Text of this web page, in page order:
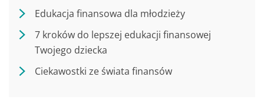
Edukacja finansowa dla młodzieży
7 kroków do lepszej edukacji finansowej
Twojego dziecka
Ciekawostki ze świata finansów